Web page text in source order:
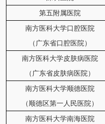
第五附属医院
南方医科大学口腔医院
（广东省口腔医院）
南方医科大学皮肤病医院
（广东省皮肤病医院）
南方医科大学顺德医院
（顺德区第一人民医院）
南方医科大学南海医院